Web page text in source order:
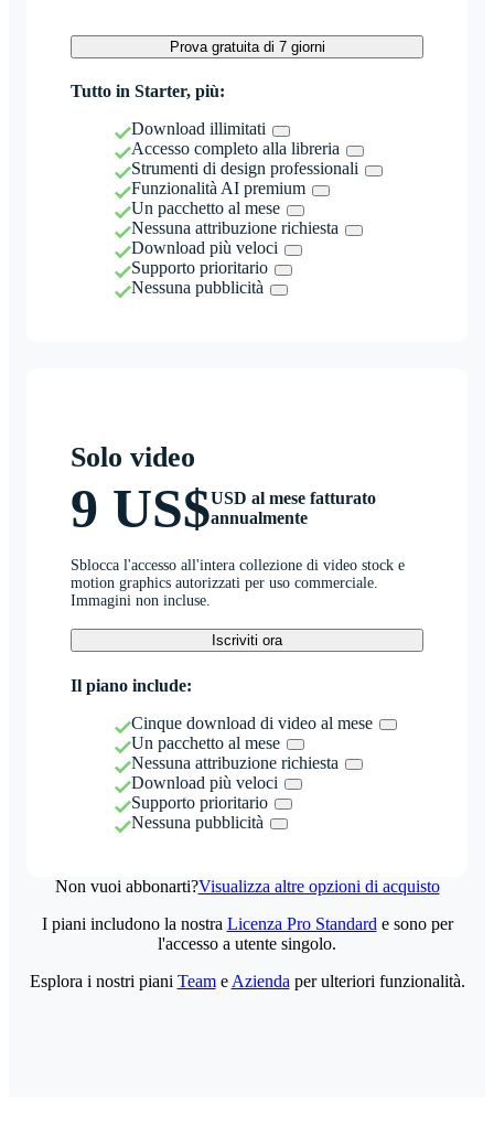
Prova gratuita di 7 giorni
Tutto in Starter, più:
Download illimitati
Accesso completo alla libreria
Strumenti di design professionali
Funzionalità AI premium
Un pacchetto al mese
Nessuna attribuzione richiesta
Download più veloci
Supporto prioritario
Nessuna pubblicità
Solo video
9 US$USD al mese fatturato
annualmente
Sblocca l'accesso all'intera collezione di video stock e
motion graphics autorizzati per uso commerciale.
Immagini non incluse.
Iscriviti ora
Il piano include:
Cinque download di video al mese
Un pacchetto al mese
Nessuna attribuzione richiesta
Download più veloci
Supporto prioritario
Nessuna pubblicità
Non vuoi abbonarti?Visualizza altre opzioni di acquisto
I piani includono la nostra Licenza Pro Standard e sono per
l'accesso a utente singolo.
Esplora i nostri piani Teame Azienda per ulteriori funzionalità.